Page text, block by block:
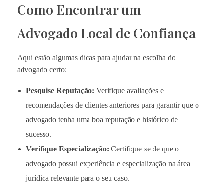
Como Encontrar um
Advogado Local de Confiança
Aqui estão algumas dicas para ajudar na escolha do
advogado certo:
Pesquise Reputação: Verifique avaliações e
recomendações de clientes anteriores para garantir que o
advogado tenha uma boa reputação e histórico de
sucesso.
Verifique Especialização: Certifique-se de que o
advogado possui experiência e especialização na área
jurídica relevante para o seu caso.